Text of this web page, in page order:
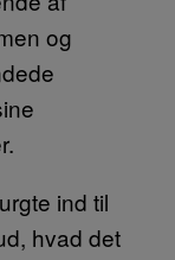
og
ind til
hvad det